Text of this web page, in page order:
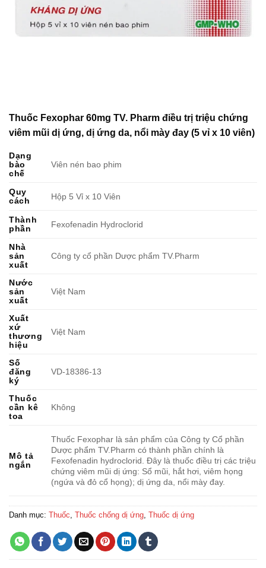
Thuốc Fexophar 60mg TV. Pharm điều trị triệu chứng
viêm mũi dị ứng, dị ứng da, nổi mày đay (5 vỉ x 10 viên)
Dạng
bào
chế
Viên nén bao phim
Quy
cách
Hộp 5 Vỉ x 10 Viên
Thành
phần
Fexofenadin Hydroclorid
Nhà
sản
xuất
Công ty cổ phần Dược phẩm TV.Pharm
Nước
sản
xuất
Việt Nam
Xuất
xứ
thương
hiệu
Việt Nam
Số
đăng
ký
VD-18386-13
Thuốc
cần kê
toa
Không
Mô tả
ngắn
Thuốc Fexophar là sản phẩm của Công ty Cổ phần
Dược phẩm TV.Pharm có thành phần chính là
Fexofenadin hydroclorid. Đây là thuốc điều trị các triệu
chứng viêm mũi dị ứng: Sổ mũi, hắt hơi, viêm họng
(ngứa và đỏ cổ họng); dị ứng da, nổi mày đay.
Danh mục: Thuốc Thuốc chống dị ứng Thuốc dị ứng